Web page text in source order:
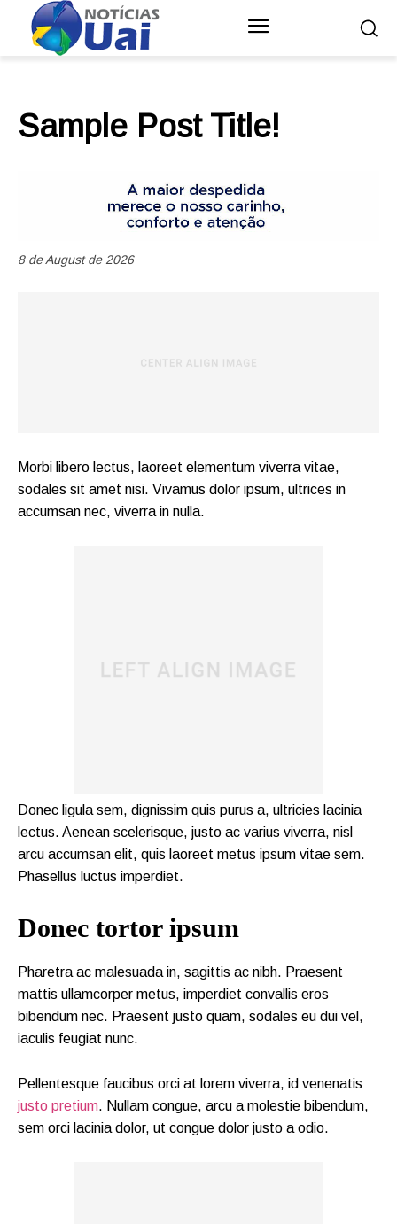
Sample Post Title!
8 de August de 2026
Morbi libero lectus, laoreet elementum viverra vitae,
sodales sit amet nisi. Vivamus dolor ipsum, ultrices in
accumsan nec, viverra in nulla.
Donec ligula sem, dignissim quis purus a, ultricies lacinia
lectus. Aenean scelerisque, justo ac varius viverra, nisl
arcu accumsan elit, quis laoreet metus ipsum vitae sem.
Phasellus luctus imperdiet.
Donec tortor ipsum
Pharetra ac malesuada in, sagittis ac nibh. Praesent
mattis ullamcorper metus, imperdiet convallis eros
bibendum nec. Praesent justo quam, sodales eu dui vel,
iaculis feugiat nunc.
Pellentesque faucibus orci at lorem viverra, id venenatis
justo pretium. Nullam congue, arcu a molestie bibendum,
sem orci lacinia dolor, ut congue dolor justo a odio.